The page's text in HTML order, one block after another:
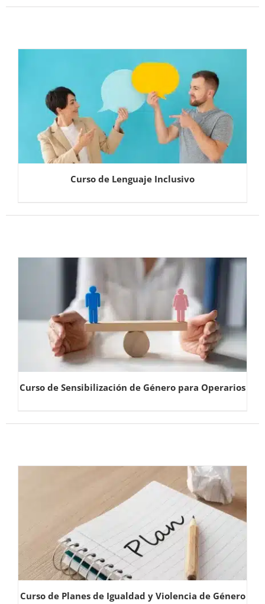
Curso de Lenguaje Inclusivo
Curso de Sensibilización de Género para Operarios
Curso de Planes de Igualdad y Violencia de Género